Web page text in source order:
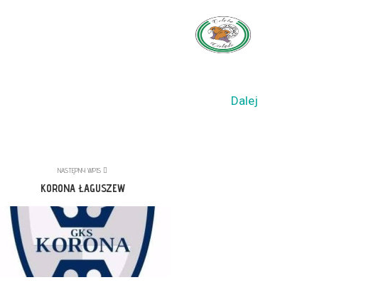
Dalej
NASTĘPNY WPIS
KORONA ŁAGUSZEW